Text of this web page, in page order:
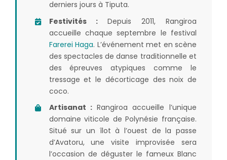
derniers jours à Tiputa.
Festivités :Depuis 2011, Rangiroa
accueille chaque septembre le festival
Farerei Haga. L’événement met en scène
des spectacles de danse traditionnelle et
des épreuves atypiques comme le
tressage et le décorticage des noix de
coco.
Artisanat : Rangiroa accueille l’unique
domaine viticole de Polynésie française.
Situé sur un îlot à l’ouest de la passe
d’Avatoru, une visite improvisée sera
l’occasion de déguster le fameux Blanc